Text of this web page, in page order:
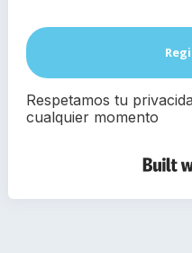
Respetamos tu
cualquier momento